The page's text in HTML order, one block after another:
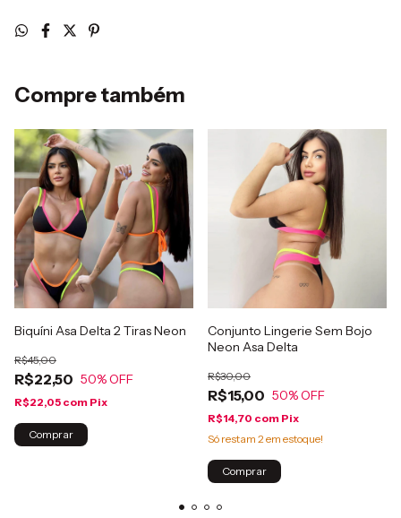
Compre também
Biquíni Asa Delta 2 Tiras Neon
R$22,50
R$45,00
50% OFF
R$22,05 com Pix
Comprar
Conjunto Lingerie Sem Bojo
Neon Asa Delta
R$15,00
R$30,00
50% OFF
R$14,70 com Pix
Só restam 2em estoque!
Comprar